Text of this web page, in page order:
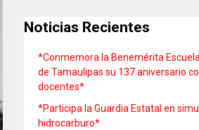
Noticias Recientes
*Conmemora la Benemérita
de Tamaulipas su 137 aniversario
docentes*
*Participa la Guardia Estatal en
hidrocarburo*